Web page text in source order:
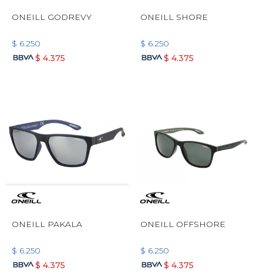
ONEILL GODREVY
$ 6.250
$ 4.375
ONEILL SHORE
$ 6.250
$ 4.375
ONEILL PAKALA
$ 6.250
$ 4.375
ONEILL OFFSHORE
$ 6.250
$ 4.375